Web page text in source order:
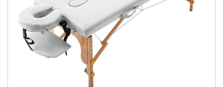
聯絡我們：order@ckl.tw